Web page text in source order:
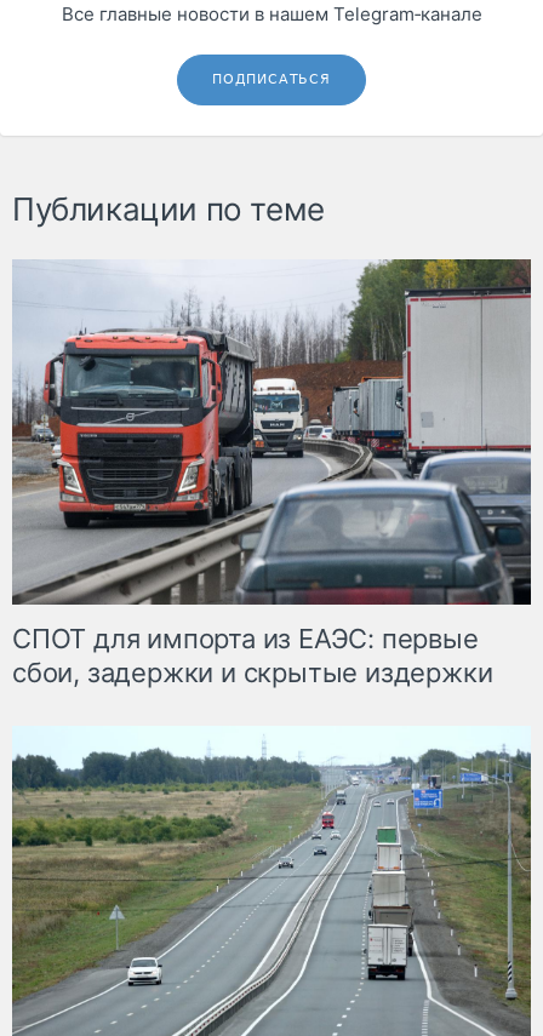
Все главные новости в нашем Telegram‑канале
ПОДПИСАТЬСЯ
Публикации по теме
СПОТ для импорта из ЕАЭС: первые
сбои, задержки и скрытые издержки